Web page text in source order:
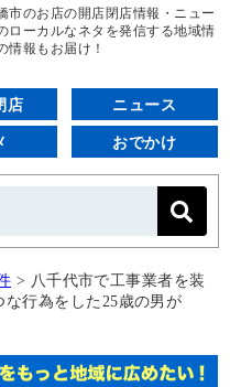
市のお店の開店閉店情報・ニュー
ローカルなネタを発信する地域情
情報もお届け！
店 ニュース
おでかけ
> 八千代市で工事業者を装
行為をした25歳の男が